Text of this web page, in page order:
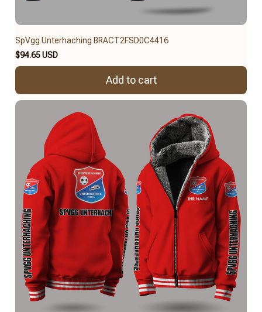
SpVgg Unterhaching BRACT2FSD0C4416
$94.65 USD
Add to cart